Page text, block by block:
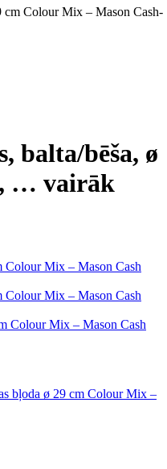
balta/bēša, ø
, … vairāk
Colour Mix – Mason Cash
Colour Mix – Mason Cash
Colour Mix – Mason Cash
bļoda ø 29 cm Colour Mix –